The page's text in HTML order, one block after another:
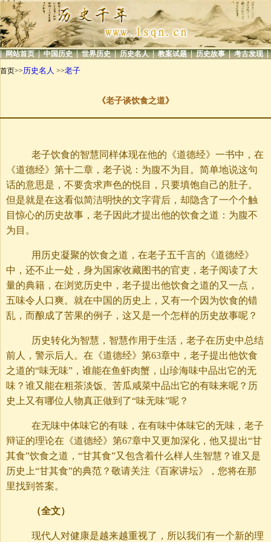
| 网站首页 | 中国历史 | 世界历史 | 历史名人 | 教案试题 | 历史故事 | 考古发现 |
首页>>历史名人 >>老子
《老子谈饮食之道》
老子饮食的智慧同样体现在他的《道德经》一书中，在
《道德经》第十二章，老子说：为腹不为目。简单地说这句
话的意思是，不要贪求声色的悦目，只要填饱自己的肚子。
但是就是在这看似简洁明快的文字背后，却隐含了一个个触
目惊心的历史故事，老子因此才提出他的饮食之道：为腹不
为目。
用历史凝聚的饮食之道，在老子五千言的《道德经》
中，还不止一处，身为国家收藏图书的官吏，老子阅读了大
量的典籍，在浏览历史中，老子提出他饮食之道的又一点，
五味令人口爽。就在中国的历史上，又有一个因为饮食的错
乱，而酿成了苦果的例子，这又是一个怎样的历史故事呢？
历史转化为智慧，智慧作用于生活，老子在历史中总结
前人，警示后人。在《道德经》第63章中，老子提出他饮食
之道的“味无味”，谁能在鱼虾肉蟹，山珍海味中品出它的无
味？谁又能在粗茶淡饭、苦瓜咸菜中品出它的有味来呢？历
史上又有哪位人物真正做到了“味无味”呢？
在无味中体味它的有味，在有味中体味它的无味，老子
辩证的理论在《道德经》第67章中又更加深化，他又提出“甘
其食”饮食之道，“甘其食”又包含着什么样人生智慧？谁又是
历史上“甘其食”的典范？敬请关注《百家讲坛》，您将在那
里找到答案。
（全文）
现代人对健康是越来越重视了，所以我们有一个新的理